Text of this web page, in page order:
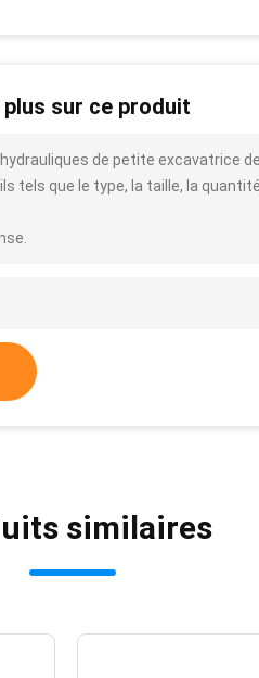
sur ce produit
de petite excavatrice
tels que le type, la taille, la
similaires